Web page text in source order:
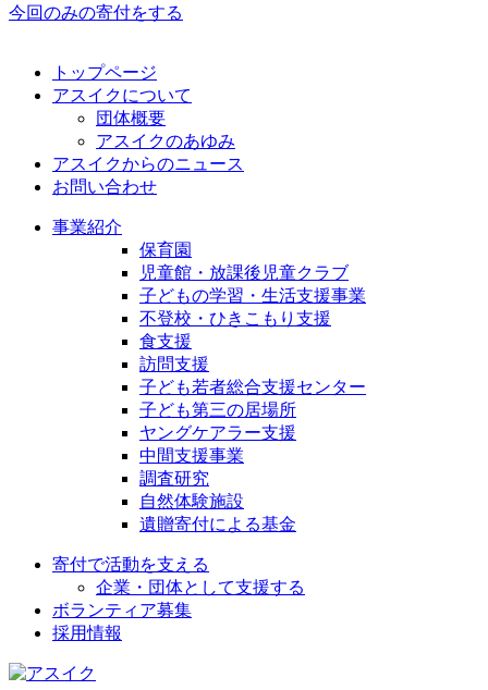
今回のみの寄付をする
トップページ
アスイクについて
団体概要
アスイクのあゆみ
アスイクからのニュース
お問い合わせ
事業紹介
保育園
児童館・放課後児童クラブ
子どもの学習・生活支援事業
不登校・ひきこもり支援
食支援
訪問支援
子ども若者総合支援センター
子ども第三の居場所
ヤングケアラー支援
中間支援事業
調査研究
自然体験施設
遺贈寄付による基金
寄付で活動を支える
企業・団体として支援する
ボランティア募集
採用情報